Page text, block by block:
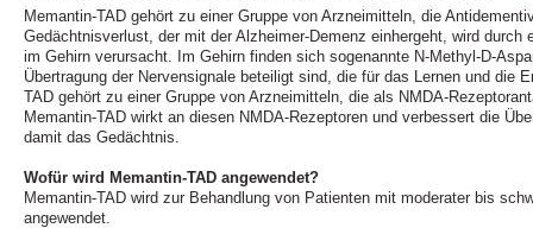
Memantin-TAD gehört zu einer Gruppe von Arzneimitteln, die
Gedächtnisverlust, der mit der Alzheimer-Demenz einhergeht, wird durch
im Gehirn verursacht. Im Gehirn finden sich sogenannte N-Methyl-D-
Übertragung der Nervensignale beteiligt sind, die für das Lernen und die
TAD gehört zu einer Gruppe von Arzneimitteln, die als NMDA-
Memantin-TAD wirkt an diesen NMDA-Rezeptoren und verbessert die
damit das Gedächtnis.
Wofür wird Memantin-TAD angewendet?
Memantin-TAD wird zur Behandlung von Patienten mit moderater bis
angewendet.